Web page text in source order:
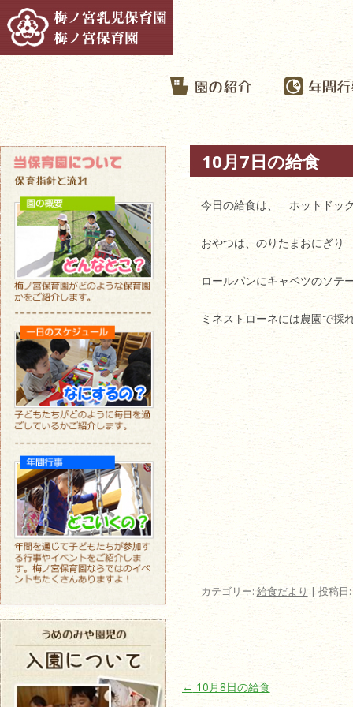
10月7日の給食
今日の給食は、 ホットド
おやつは、のりたまおにぎ
ロールパンにキャベツのソテ
ミネストローネには農園で
カテゴリー:給食だより | 投稿日:
投稿ナビゲーション
← 10月8日の給食